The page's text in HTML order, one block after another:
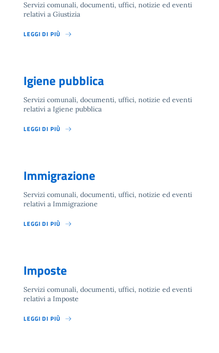
Servizi comunali, documenti, uffici, notizie ed eventi
relativi a Giustizia
LEGGI DI PIÙ
Igiene pubblica
Servizi comunali, documenti, uffici, notizie ed eventi
relativi a Igiene pubblica
LEGGI DI PIÙ
Immigrazione
Servizi comunali, documenti, uffici, notizie ed eventi
relativi a Immigrazione
LEGGI DI PIÙ
Imposte
Servizi comunali, documenti, uffici, notizie ed eventi
relativi a Imposte
LEGGI DI PIÙ